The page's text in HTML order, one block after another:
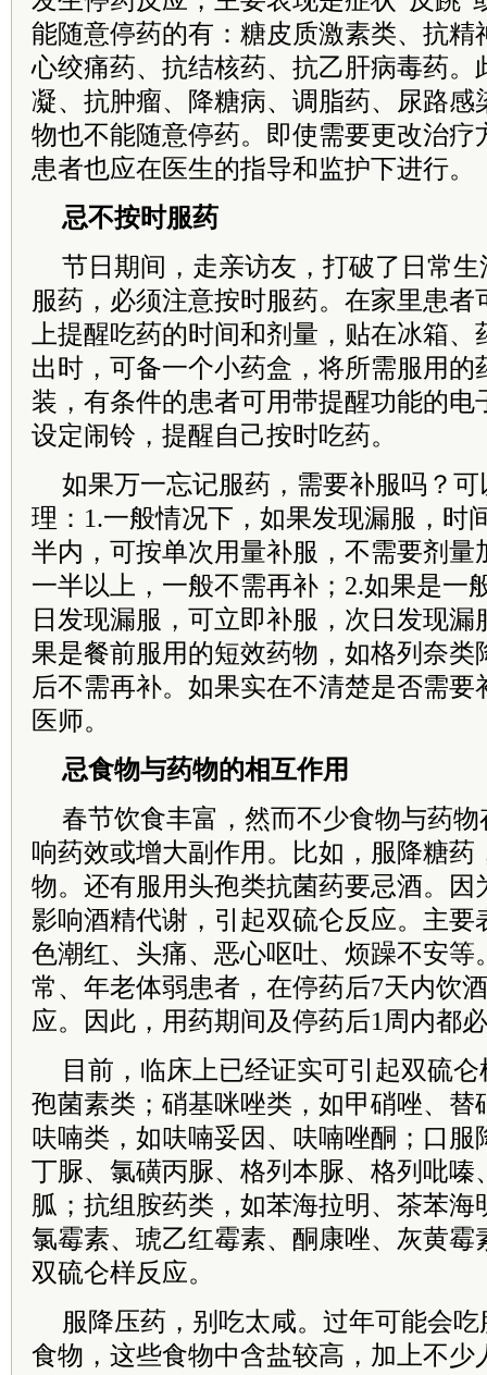
能随意停药的有：糖皮质激素类、抗精
心绞痛药、抗结核药、抗乙肝病毒药。
凝、抗肿瘤、降糖病、调脂药、尿路感
物也不能随意停药。即使需要更改治疗
患者也应在医生的指导和监护下进行。
忌不按时服药
节日期间，走亲访友，打破了日常
服药，必须注意按时服药。在家里患者
上提醒吃药的时间和剂量，贴在冰箱
出时，可备一个小药盒，将所需服用的
装，有条件的患者可用带提醒功能的电
设定闹铃，提醒自己按时吃药。
如果万一忘记服药，需要补服吗？
理：1.一般情况下，如果发现漏服，时
半内，可按单次用量补服，不需要剂量
一半以上，一般不需再补；2.如果是一
日发现漏服，可立即补服，次日发现漏
果是餐前服用的短效药物，如格列奈类
后不需再补。如果实在不清楚是否需要
医师。
忌食物与药物的相互作用
春节饮食丰富，然而不少食物与药
响药效或增大副作用。比如，服降糖药
物。还有服用头孢类抗菌药要忌酒。因
影响酒精代谢，引起双硫仑反应。主要
色潮红、头痛、恶心呕吐、烦躁不安等
常、年老体弱患者，在停药后7天内饮
应。因此，用药期间及停药后1周内都
目前，临床上已经证实可引起双硫
孢菌素类；硝基咪唑类，如甲硝唑、替
呋喃类，如呋喃妥因、呋喃唑酮；口服
丁脲、氯磺丙脲、格列本脲、格列吡嗪
胍；抗组胺药类，如苯海拉明、茶苯海
氯霉素、琥乙红霉素、酮康唑、灰黄霉
双硫仑样反应。
服降压药，别吃太咸。过年可能会
食物，这些食物中含盐较高，加上不少